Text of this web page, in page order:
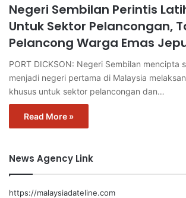
Negeri Sembilan Perintis
Untuk Sektor Pelancongan,
Pelancong Warga Emas
PORT DICKSON: Negeri Sembilan mencipta
menjadi negeri pertama di Malaysia
khusus untuk sektor pelancongan dan…
Read More »
News Agency Link
https://malaysiadateline.com